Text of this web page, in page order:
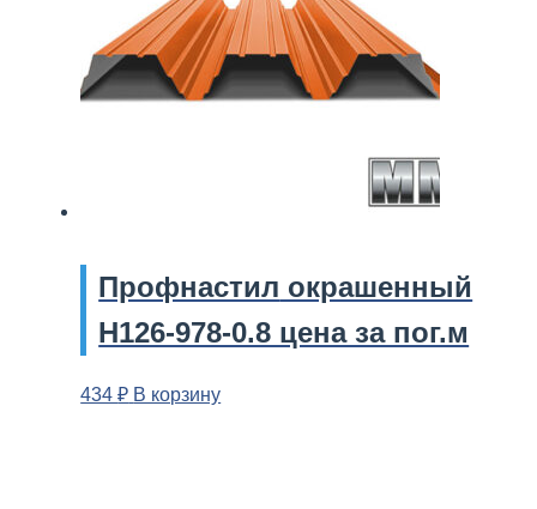
Профнастил окрашенный
Н126-978-0.8 цена за пог.м
434₽ В корзину